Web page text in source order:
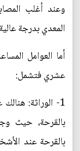
وعند أغلب
المعدي بدرجة
أما العوامل
عشري فتشمل:
1- الوراثة:
بالقرحة، حيث
بالقرحة عند